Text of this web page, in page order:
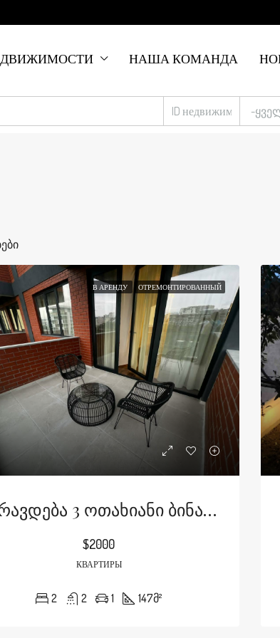
НАША КОМАНДА
-
В АРЕНДУ ОТРЕМОНТИРОВАННЫЙ
Ქირავდება 3 Ოთახიანი Ბინა Ატენის Ქუჩაზე
$2000
КВАРТИРЫ
2 2 1 147მ²
ᲒᲐᲛᲝᲠᲩᲔᲣᲚᲘ
$990000